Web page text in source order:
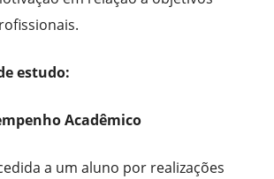
estudo:
Acadêmico
a um aluno por realizações